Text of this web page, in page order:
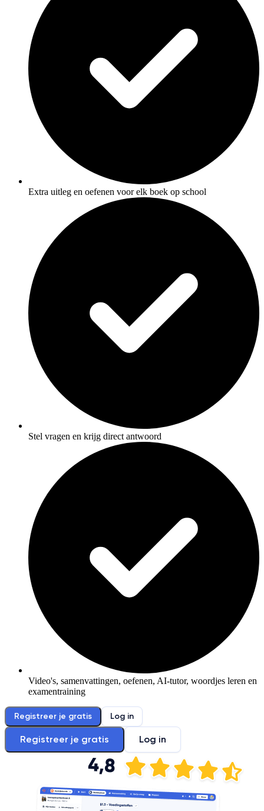
Extra uitleg en oefenen voor elk boek op school
Stel vragen en krijg direct antwoord
Video's, samenvattingen, oefenen, AI-tutor, woordjes leren en
examentraining
Registreer je gratis Log in
Registreer je gratis Log in